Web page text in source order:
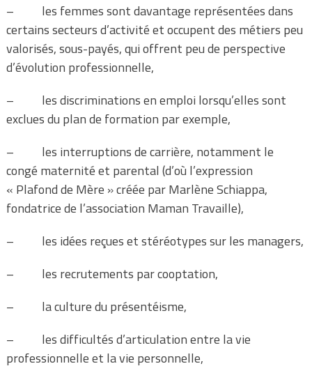
– les femmes sont davantage représentées dans
certains secteurs d’activité et occupent des métiers peu
valorisés, sous-payés, qui offrent peu de perspective
d’évolution professionnelle,
– les discriminations en emploi lorsqu’elles sont
exclues du plan de formation par exemple,
– les interruptions de carrière, notamment le
congé maternité et parental (d’où l’expression
« Plafond de Mère » créée par Marlène Schiappa,
fondatrice de l’association Maman Travaille),
– les idées reçues et stéréotypes sur les managers,
– les recrutements par cooptation,
– la culture du présentéisme,
– les difficultés d’articulation entre la vie
professionnelle et la vie personnelle,